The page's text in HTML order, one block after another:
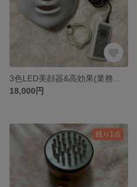
18,000円
残り1点